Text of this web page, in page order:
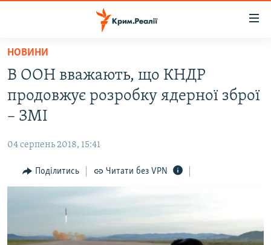
Перейти
основного
матеріалу
Перейти
основної
навігації
Перейти
до
ВІДЕО ТА ФОТО
БЛОГИ
ПОГЛЯД
ВСЕ ЗА ДЕНЬ
СПЕЦПРОЕКТИ
НОВИНИ
В ООН вважають, що КНДР
продовжує розробку ядерної зброї
– ЗМІ
04 серпень 2018, 15:41
Поділитись Читати без VPN